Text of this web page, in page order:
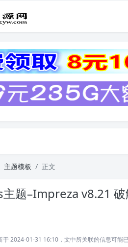
主题模板 正文
题–Impreza v8.21 破
于 2024-01-31 16:10，文中所关联的信息可能